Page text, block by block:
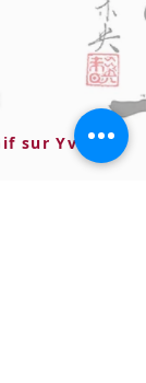
Aïkido Aïkikaï de Gif sur Yvette (Hikari Dojo)